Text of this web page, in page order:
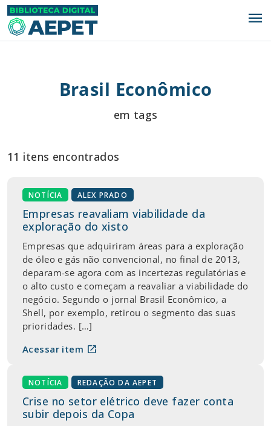
menu
Brasil Econômico
em tags
11 itens encontrados
NOTÍCIA ALEX PRADO
Empresas reavaliam viabilidade da
exploração do xisto
Empresas que adquiriram áreas para a exploração
de óleo e gás não convencional, no final de 2013,
deparam-se agora com as incertezas regulatórias e
o alto custo e começam a reavaliar a viabilidade do
negócio. Segundo o jornal Brasil Econômico, a
Shell, por exemplo, retirou o segmento das suas
prioridades. […]
Acessar item open_in_new
NOTÍCIA REDAÇÃO DA AEPET
Crise no setor elétrico deve fazer conta
subir depois da Copa